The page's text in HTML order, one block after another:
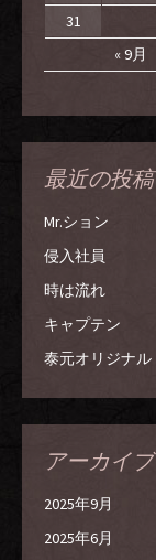
« 9月
31
最近の投稿
Mr.ション
侵入社員
時は流れ
キャプテン
泰元オリジナル
アーカイブ
2025年9月
2025年6月